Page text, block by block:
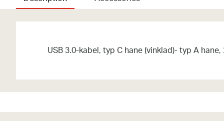
USB 3.0-kabel, typ C hane (vinklad)- typ A hane,